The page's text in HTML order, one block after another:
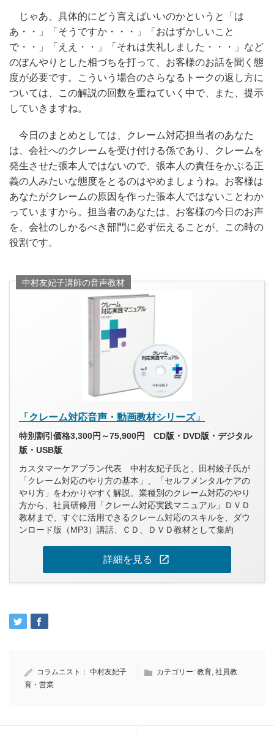
じゃあ、具体的にどう言えばいいのかというと「は
あ・・」「そうですか・・・」「おはずかしいこと
で・・」「ええ・・」「それは失礼しました・・・」など
のぼんやりとした相づちを打って、お客様のお話を聞く態
度が必要です。こういう場合のさらなるトークの返し方に
ついては、この解説の回数を重ねていく中で、また、提示
していきますね。
今日のまとめとしては、クレーム対応担当者のあなた
は、会社へのクレームを受け付ける係であり、クレームを
発生させた張本人ではないので、張本人の責任をかぶる正
義の人みたいな態度をとるのはやめましょうね。お客様は
あなたがクレームの原因を作った張本人ではないことわか
っていますから。担当者のあなたは、お客様の今日のお声
を、会社のしかるべき部門に必ず伝えることが、この時の
役割です。
中村友妃子講師の音声教材
「クレーム対応音声・動画教材シリーズ」
特別割引価格3,300円～75,900円 CD版・DVD版・デジタル
版・USB版
カスタマーケアプラン代表 中村友妃子氏と、田村綾子氏が
「クレーム対応のやり方の基本」、「セルフメンタルケアの
やり方」をわかりやすく解説。業種別のクレーム対応のやり
方から、社員研修用「クレーム対応実践マニュアル」ＤＶＤ
教材まで、すぐに活用できるクレーム対応のスキルを、ダウ
ンロード版（MP3）講話、ＣＤ、ＤＶＤ教材として集約
詳細を見る open_in_new
コラムニスト： 中村友妃子 カテゴリー: 教育 社員教
育・営業